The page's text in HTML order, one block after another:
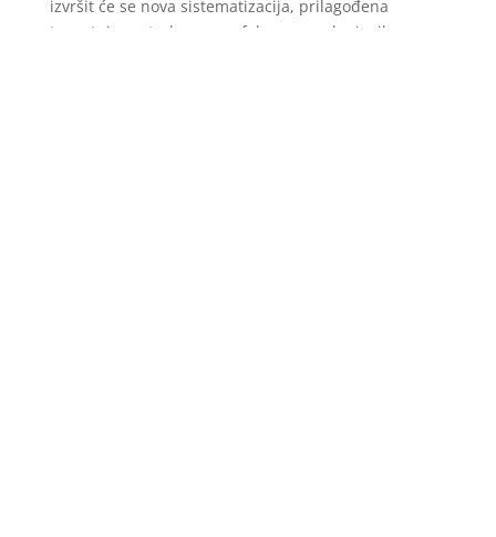
izvršit će se nova sistematizacija, prilagođena
trenutnim potrebama, sa fokusom na korisnike